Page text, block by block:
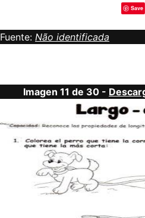
Save
Fuente: Não identificada
Imagen 11 de 30 -